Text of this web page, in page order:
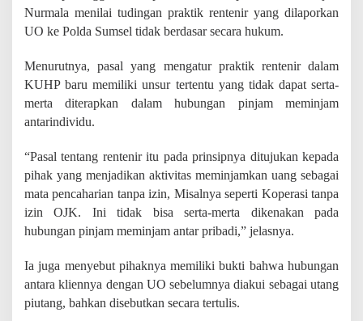
Nurmala menilai tudingan praktik rentenir yang dilaporkan
UO ke Polda Sumsel tidak berdasar secara hukum.
Menurutnya, pasal yang mengatur praktik rentenir dalam
KUHP baru memiliki unsur tertentu yang tidak dapat serta-
merta diterapkan dalam hubungan pinjam meminjam
antarindividu.
“Pasal tentang rentenir itu pada prinsipnya ditujukan kepada
pihak yang menjadikan aktivitas meminjamkan uang sebagai
mata pencaharian tanpa izin, Misalnya seperti Koperasi tanpa
izin OJK. Ini tidak bisa serta-merta dikenakan pada
hubungan pinjam meminjam antar pribadi,” jelasnya.
Ia juga menyebut pihaknya memiliki bukti bahwa hubungan
antara kliennya dengan UO sebelumnya diakui sebagai utang
piutang, bahkan disebutkan secara tertulis.